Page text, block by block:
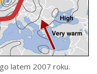
latem 2007 roku.